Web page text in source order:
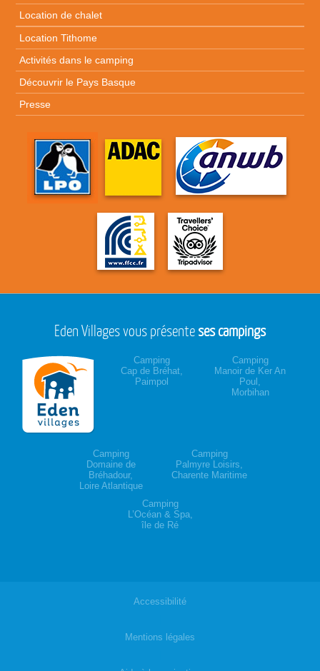
Location de chalet
Location Tithome
Activités dans le camping
Découvrir le Pays Basque
Presse
Eden Villages vous présenteses campings
Camping
Cap de Bréhat,
Paimpol
Camping
Manoir de Ker An
Poul,
Morbihan
Camping
Domaine de
Bréhadour,
Loire Atlantique
Camping
Palmyre Loisirs,
Charente Maritime
Camping
L’Océan & Spa,
île de Ré
Accessibilité
Mentions légales